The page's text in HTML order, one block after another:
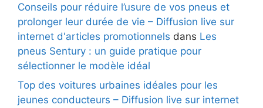
Conseils pour réduire l’usure de vos pneus et
prolonger leur durée de vie – Diffusion live sur
internet d'articles promotionnels dans Les
pneus Sentury : un guide pratique pour
sélectionner le modèle idéal
Top des voitures urbaines idéales pour les
jeunes conducteurs – Diffusion live sur internet